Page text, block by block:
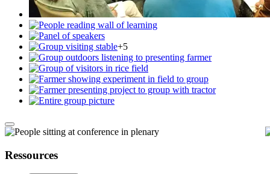
+5
Media
slideshow
Ressources